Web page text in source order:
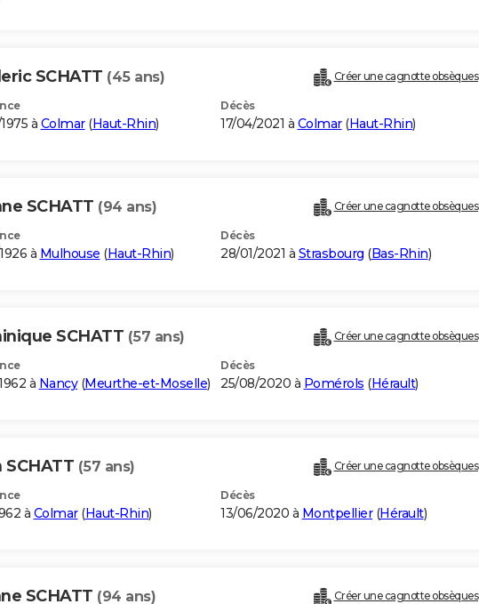
SCHATT (45 ans) Créer une cagnotte obsèques
à Colmar(Haut-Rhin)
Décès
17/04/2021 à Colmar(Haut-Rhin)
SCHATT (94 ans) Créer une cagnotte obsèques
à Mulhouse (Haut-Rhin)
Décès
28/01/2021 à Strasbourg (Bas-Rhin)
SCHATT (57 ans) Créer une cagnotte obsèques
à Nancy(Meurthe-et-Moselle)
Décès
25/08/2020 à Pomérols (Hérault)
SCHATT (57 ans) Créer une cagnotte obsèques
à Colmar(Haut-Rhin)
Décès
13/06/2020 à Montpellier(Hérault)
SCHATT (94 ans) Créer une cagnotte obsèques